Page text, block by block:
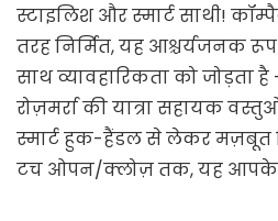
स्टाइलिश और स्मार्ट साथी!
तरह निर्मित, यह आश्चर्यजनक
साथ व्यावहारिकता को जोड़ता
रोज़मर्रा की यात्रा सहायक
स्मार्ट हुक-हैंडल से लेकर मज़बूत
टच ओपन/क्लोज़ तक, यह आपके